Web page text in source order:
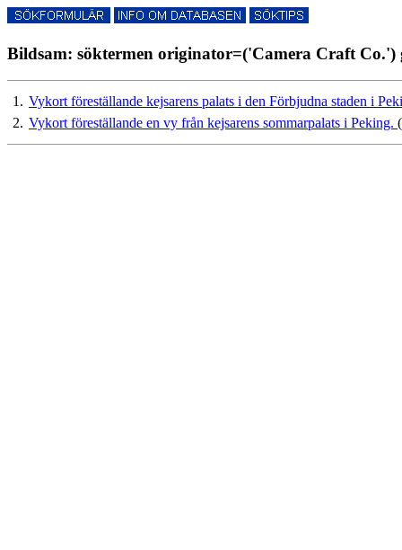
Bildsam: söktermen originator=('Camera Craft
1. Vykort föreställande kejsarens palats i den Förbjudna staden i
2. Vykort föreställande en vy från kejsarens sommarpalats i Peking.